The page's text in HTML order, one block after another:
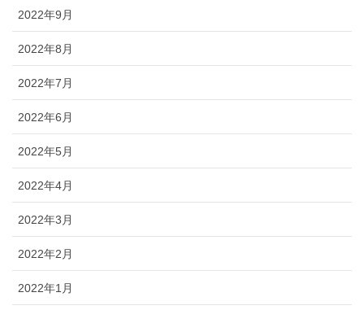
2022年9月
2022年8月
2022年7月
2022年6月
2022年5月
2022年4月
2022年3月
2022年2月
2022年1月